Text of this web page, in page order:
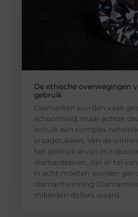
De ethische overwegingen
gebruik
Diamanten worden vaak
schoonheid, maar achter
schuilt een complex
vraagstukken. Van de
het gebruik ervan in
diamantboren, zijn er tal
in acht moeten worden
diamantwinning
miljarden dollars waard